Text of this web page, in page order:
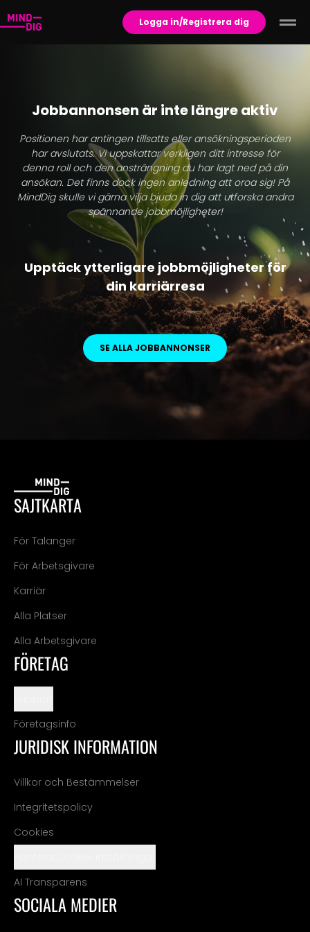
Logga in/Registrera dig
Jobbannonsen är inte längre aktiv
Positionen har antingen tillsatts eller ansökningsperioden
har avslutats. Vi uppskattar verkligen ditt intresse för
denna roll och den ansträngning du har lagt ned på din
ansökan. Det finns dock ingen anledning att oroa sig! På
MindDig skulle vi gärna vilja bjuda in dig att utforska andra
spännande jobbmöjligheter!
Upptäck ytterligare jobbmöjligheter för
din karriärresa
SE ALLA JOBBANNONSER
SAJTKARTA
För Talanger
För Arbetsgivare
Karriär
Alla Platser
Alla Arbetsgivare
FÖRETAG
Företagsinfo
JURIDISK INFORMATION
Villkor och Bestämmelser
Integritetspolicy
Cookies
AI Transparens
SOCIALA MEDIER